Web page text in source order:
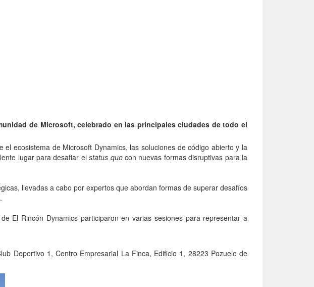
de Microsoft, celebrado en las principales ciudades de todo el
ecosistema de Microsoft Dynamics, las soluciones de código abierto y la
lugar para desafiar elstatus quocon nuevas formas disruptivas para la
llevadas a cabo por expertos que abordan formas de superar desafíos
El Rincón Dynamics participaron en varias sesiones para representar a
Deportivo 1, Centro Empresarial La Finca, Edificio 1, 28223 Pozuelo de